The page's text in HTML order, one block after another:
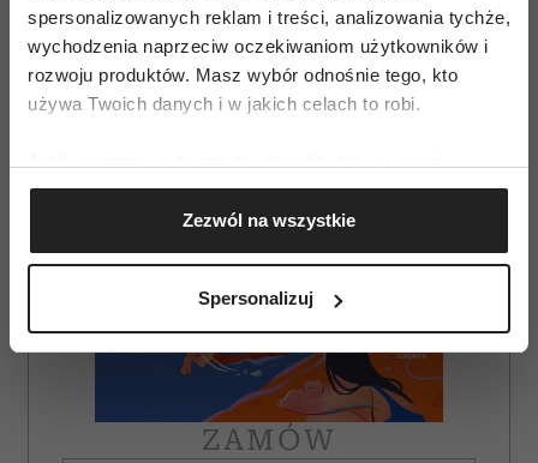
spersonalizowanych reklam i treści, analizowania tychże,
wychodzenia naprzeciw oczekiwaniom użytkowników i
rozwoju produktów. Masz wybór odnośnie tego, kto
używa Twoich danych i w jakich celach to robi.
Gromadzić dane dotyczące Twojej lokalizacji
geograficznej z dokładnością nawet do kilku metrów
Identyfikować Twoje urządzenie, aktywnie
(fingerprinting, czyli wirtualny odcisk palca)
dane są przetwarzane oraz ustaw własne preferencje w
. W Deklaracji plików cookie możesz
zmienić lub wycofać swoją zgodę w dowolnej chwili.
Zezwól na wszystkie
Spersonalizuj
ZAMÓW